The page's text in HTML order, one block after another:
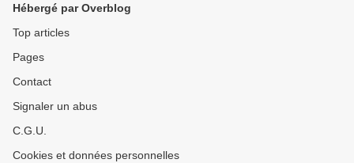
Hébergé par Overblog
Top articles
Pages
Contact
Signaler un abus
C.G.U.
Cookies et données personnelles